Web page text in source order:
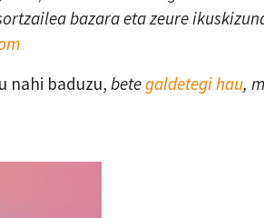
bazara eta zeure
nahi baduzu, betegaldetegi hau,